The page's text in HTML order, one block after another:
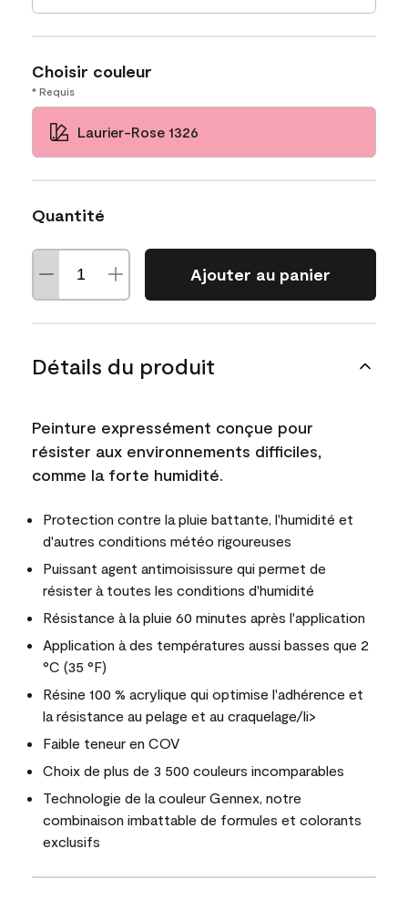
Choisir couleur
* Requis
Laurier-Rose 1326
Quantité
Ajouter au panier
Détails du produit
Peinture expressément conçue pour
résister aux environnements difficiles,
comme la forte humidité.
Protection contre la pluie battante, l'humidité et
d'autres conditions météo rigoureuses
Puissant agent antimoisissure qui permet de
résister à toutes les conditions d'humidité
Résistance à la pluie 60 minutes après l'application
Application à des températures aussi basses que 2
°C (35 °F)
Résine 100 % acrylique qui optimise l'adhérence et
la résistance au pelage et au craquelage/li>
Faible teneur en COV
Choix de plus de 3 500 couleurs incomparables
Technologie de la couleur Gennex, notre
combinaison imbattable de formules et colorants
exclusifs